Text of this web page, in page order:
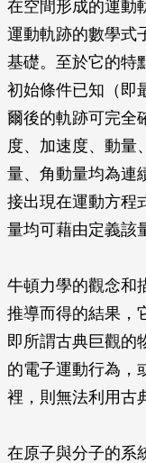
在空間形成的運動
運動軌跡的數學式
基礎。至於它的特
初始條件已知（即
爾後的軌跡可完全
度、加速度、動量
量、角動量均為連
接出現在運動方程
量均可藉由定義該
牛頓力學的觀念和
推導而得的結果，
即所謂古典巨觀的
的電子運動行為，
裡，則無法利用古
在原子與分子的系